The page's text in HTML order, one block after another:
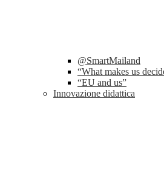
@SmartMailand
“What makes us
“EU and us”
Innovazione didattica